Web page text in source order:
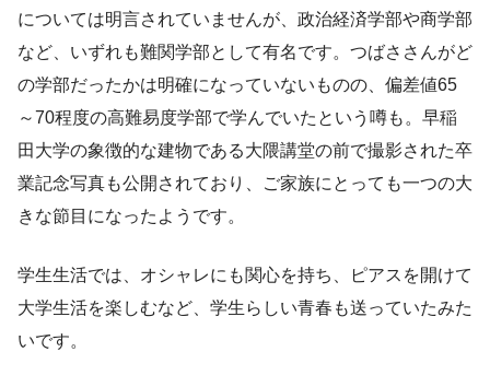
については明言されていませんが、政治経済学部や商学部
など、いずれも難関学部として有名です。つばささんがど
の学部だったかは明確になっていないものの、偏差値65
～70程度の高難易度学部で学んでいたという噂も。早稲
田大学の象徴的な建物である大隈講堂の前で撮影された卒
業記念写真も公開されており、ご家族にとっても一つの大
きな節目になったようです。
学生生活では、オシャレにも関心を持ち、ピアスを開けて
大学生活を楽しむなど、学生らしい青春も送っていたみた
いです。